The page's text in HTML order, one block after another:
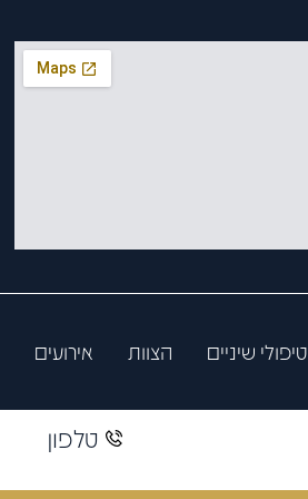
טיפולי שיניים הצוות אירועים